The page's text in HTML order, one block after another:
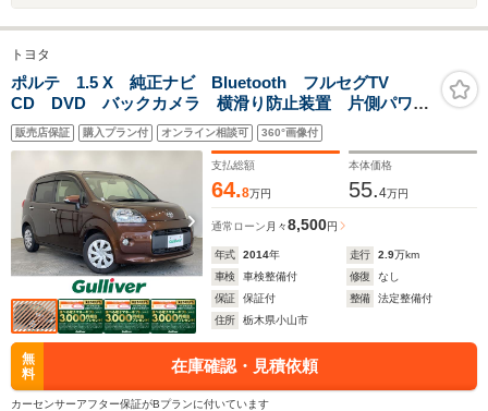
トヨタ
ポルテ 1.5 X 純正ナビ Bluetooth フルセグTV
CD DVD バックカメラ 横滑り防止装置 片側パワー
スライドドア HIDヘッドライト ステアリングスイッ
チ フォグランプ 電動格納ミラー ウィンカーミラー
販売店保証 購入プラン付 オンライン相談可 360°画像付
支払総額
64.8万円
本体価格
55.4万円
通常ローン 月々8,500円
年式 2014年 走行 2.9万km
車検
車検整備付 修復
なし
保証
保証付 整備
法定整備付
住所
栃木県小山市
無
料
在庫確認・見積依頼
カーセンサーアフター保証がBプランに付いています